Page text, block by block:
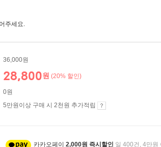
주세요.
36,000원
28,800원 (20% 할인)
0원
5만원이상 구매 시 2천원 추가적립
카카오페이 2,000원 즉시할인 일 400건, 4만원